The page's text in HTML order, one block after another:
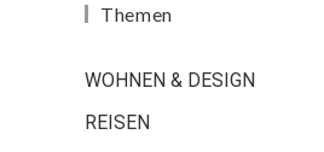
Themen
WOHNEN & DESIGN
REISEN